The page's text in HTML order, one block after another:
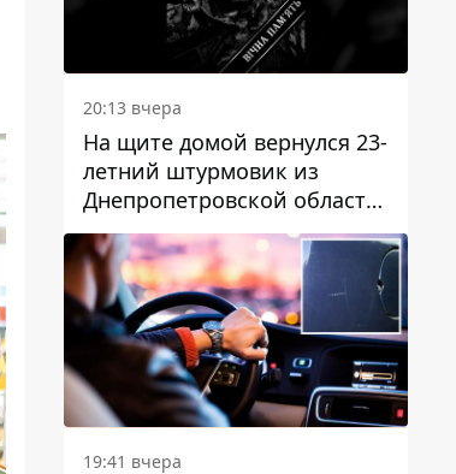
20:13 вчера
На щите домой вернулся 23-
летний штурмовик из
Днепропетровской области
Богдан Бескровный
19:41 вчера